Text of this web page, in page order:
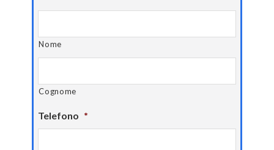
Nome
Cognome
Telefono *